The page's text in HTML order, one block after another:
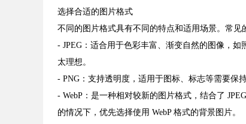
选择合适的图片格式
不同的图片格式具有不同的特点和适用场景。常见
- JPEG：适合用于色彩丰富、渐变自然的图像，
太理想。
- PNG：支持透明度，适用于图标、标志等需要保
- WebP：是一种相对较新的图片格式，结合了
的情况下，优先选择使用 WebP 格式的背景图片。